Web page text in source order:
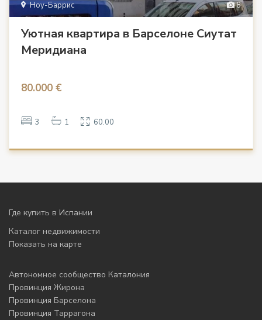
8
Ноу-Баррис
Уютная квартира в Барселоне Сиутат
Меридиана
80.000 €
3 1 60.00
Где купить в Испании
Каталог недвижимости
Показать на карте
Автономное сообщество Каталония
Провинция Жирона
Провинция Барселона
Провинция Таррагона